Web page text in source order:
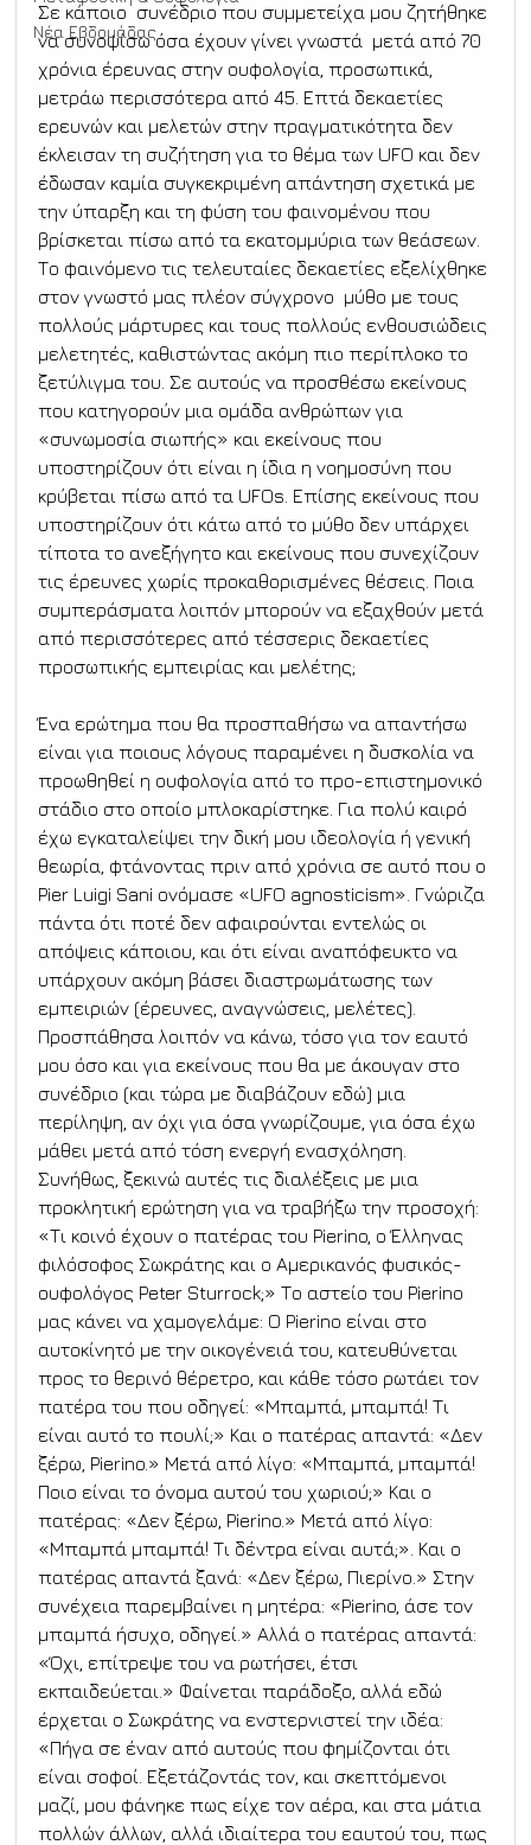
Νέα Εβδομάδας
Σε κάποιο  συνέδριο που συμμετείχα μου ζητήθηκε
να συνοψίσω όσα έχουν γίνει γνωστά  μετά από 70
χρόνια έρευνας στην ουφολογία, προσωπικά,
μετράω περισσότερα από 45. Επτά δεκαετίες
ερευνών και μελετών στην πραγματικότητα δεν
έκλεισαν τη συζήτηση για το θέμα των UFO και δεν
έδωσαν καμία συγκεκριμένη απάντηση σχετικά με
την ύπαρξη και τη φύση του φαινομένου που
βρίσκεται πίσω από τα εκατομμύρια των θεάσεων.
Το φαινόμενο τις τελευταίες δεκαετίες εξελίχθηκε
στον γνωστό μας πλέον σύγχρονο  μύθο με τους
πολλούς μάρτυρες και τους πολλούς ενθουσιώδεις
μελετητές, καθιστώντας ακόμη πιο περίπλοκο το
ξετύλιγμα του. Σε αυτούς να προσθέσω εκείνους
που κατηγορούν μια ομάδα ανθρώπων για
«συνωμοσία σιωπής» και εκείνους που
υποστηρίζουν ότι είναι η ίδια η νοημοσύνη που
κρύβεται πίσω από τα UFOs. Επίσης εκείνους που
υποστηρίζουν ότι κάτω από το μύθο δεν υπάρχει
τίποτα το ανεξήγητο και εκείνους που συνεχίζουν
τις έρευνες χωρίς προκαθορισμένες θέσεις. Ποια
συμπεράσματα λοιπόν μπορούν να εξαχθούν μετά
από περισσότερες από τέσσερις δεκαετίες
προσωπικής εμπειρίας και μελέτης;
Ένα ερώτημα που θα προσπαθήσω να απαντήσω
είναι για ποιους λόγους παραμένει η δυσκολία να
προωθηθεί η ουφολογία από το προ-επιστημονικό
στάδιο στο οποίο μπλοκαρίστηκε. Για πολύ καιρό
έχω εγκαταλείψει την δική μου ιδεολογία ή γενική
θεωρία, φτάνοντας πριν από χρόνια σε αυτό που ο
Pier Luigi Sani ονόμασε «UFO agnosticism». Γνώριζα
πάντα ότι ποτέ δεν αφαιρούνται εντελώς οι
απόψεις κάποιου, και ότι είναι αναπόφευκτο να
υπάρχουν ακόμη βάσει διαστρωμάτωσης των
εμπειριών (έρευνες, αναγνώσεις, μελέτες).
Προσπάθησα λοιπόν να κάνω, τόσο για τον εαυτό
μου όσο και για εκείνους που θα με άκουγαν στο
συνέδριο (και τώρα με διαβάζουν εδώ) μια
περίληψη, αν όχι για όσα γνωρίζουμε, για όσα έχω
μάθει μετά από τόση ενεργή ενασχόληση.
Συνήθως, ξεκινώ αυτές τις διαλέξεις με μια
προκλητική ερώτηση για να τραβήξω την προσοχή:
«Τι κοινό έχουν ο πατέρας του Pierino, ο Έλληνας
φιλόσοφος Σωκράτης και ο Αμερικανός φυσικός-
ουφολόγος Peter Sturrock;» Το αστείο του Pierino
μας κάνει να χαμογελάμε: Ο Pierino είναι στο
αυτοκίνητό με την οικογένειά του, κατευθύνεται
προς το θερινό θέρετρο, και κάθε τόσο ρωτάει τον
πατέρα του που οδηγεί: «Μπαμπά, μπαμπά! Τι
είναι αυτό το πουλί;» Και ο πατέρας απαντά: «Δεν
ξέρω, Pierino.» Μετά από λίγο: «Μπαμπά, μπαμπά!
Ποιο είναι το όνομα αυτού του χωριού;» Και ο
πατέρας: «Δεν ξέρω, Pierino.» Μετά από λίγο:
«Μπαμπά μπαμπά! Τι δέντρα είναι αυτά;». Και ο
πατέρας απαντά ξανά: «Δεν ξέρω, Πιερίνο.» Στην
συνέχεια παρεμβαίνει η μητέρα: «Pierino, άσε τον
μπαμπά ήσυχο, οδηγεί.» Αλλά ο πατέρας απαντά:
«Όχι, επίτρεψε του να ρωτήσει, έτσι
εκπαιδεύεται.» Φαίνεται παράδοξο, αλλά εδώ
έρχεται ο Σωκράτης να ενστερνιστεί την ιδέα:
«Πήγα σε έναν από αυτούς που φημίζονται ότι
είναι σοφοί. Εξετάζοντάς τον, και σκεπτόμενοι
μαζί, μου φάνηκε πως είχε τον αέρα, και στα μάτια
πολλών άλλων, αλλά ιδιαίτερα του εαυτού του, πως